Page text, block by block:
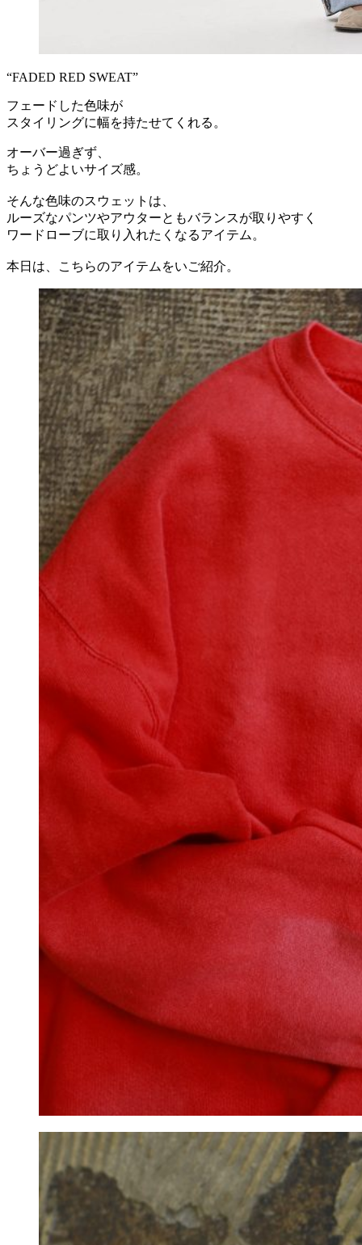
“FADED RED SWEAT”
フェードした色味が
スタイリングに幅を持たせてくれる。
オーバー過ぎず、
ちょうどよいサイズ感。
そんな色味のスウェットは、
ルーズなパンツやアウターともバランスが取りやすく
ワードローブに取り入れたくなるアイテム。
本日は、こちらのアイテムをいご紹介。